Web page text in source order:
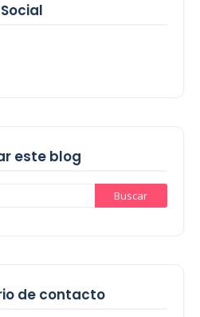
Social
este blog
de contacto